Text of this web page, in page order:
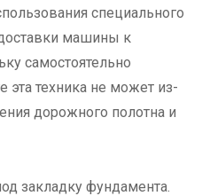
специального
машины к
самостоятельно
эта техника не может из-
дорожного полотна и
закладку фундамента.